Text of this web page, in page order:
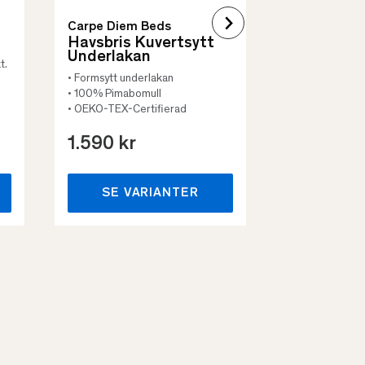
Carpe Diem Beds
Havsbris Kuvertsytt
Underlakan
• Formsytt underlakan
• 100% Pimabomull
• OEKO-TEX-Certifierad
1.590 kr
SE VARIANTER